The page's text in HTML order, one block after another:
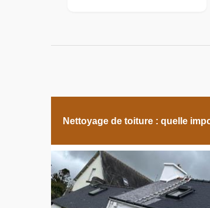
Nettoyage de toiture : quelle